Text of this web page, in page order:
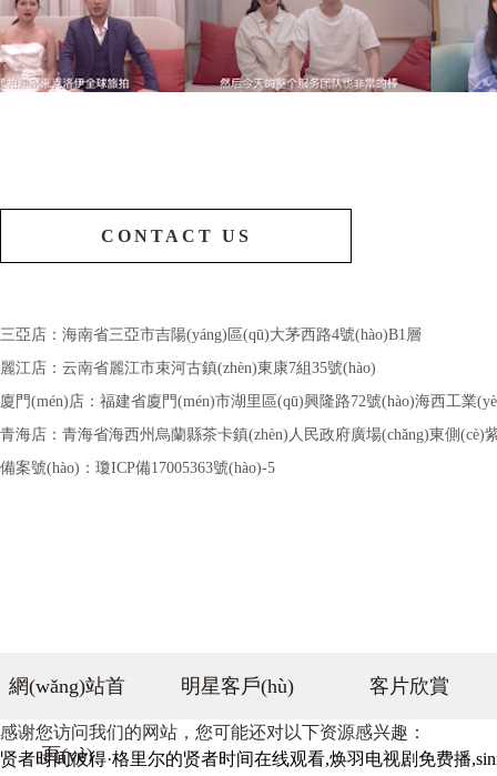
CONTACT US
三亞店：海南省三亞市吉陽(yáng)區(qū)大茅西路4號(hào)B1層
麗江店：云南省麗江市束河古鎮(zhèn)東康7組35號(hào)
廈門(mén)店：福建省廈門(mén)市湖里區(qū)興隆路72號(hào)海西工業
青海店：青海省海西州烏蘭縣茶卡鎮(zhèn)人民政府廣場(chǎng)東側(cè)
備案號(hào)： 瓊ICP備17005363號(hào)-5
網(wǎng)站首
頁(yè)
明星客戶(hù) 客片欣賞
感谢您访问我们的网站，您可能还对以下资源感兴趣：
贤者时间彼得·格里尔的贤者时间在线观看,焕羽电视剧免费播